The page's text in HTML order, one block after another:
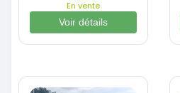
En vente
Voir détails